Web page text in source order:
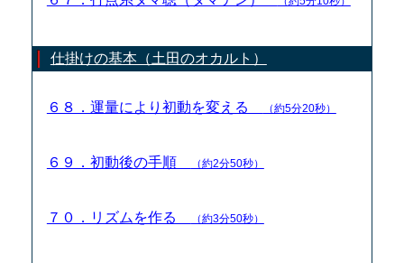
仕掛けの基本（土田のオカルト）
６８．運量により初動を変える （約5分20秒）
６９．初動後の手順 （約2分50秒）
７０．リズムを作る （約3分50秒）